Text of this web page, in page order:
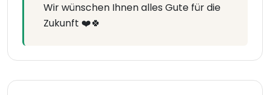
Wir wünschen Ihnen alles Gute für die
Zukunft ❤️🍀